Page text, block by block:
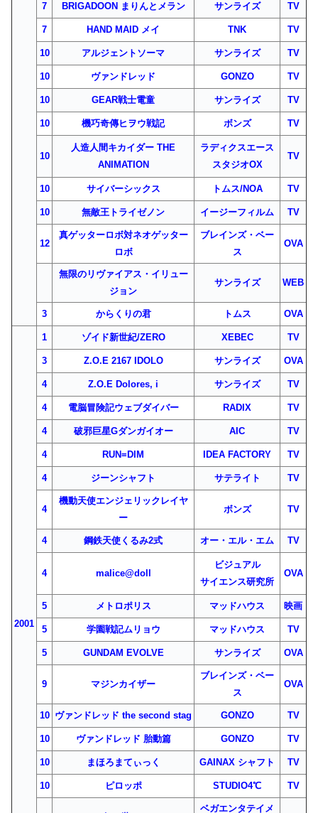
7 BRIGADOON まりんとメラン サンライズ TV
7 HAND MAID メイ TNK TV
10 アルジェントソーマ サンライズ TV
10 ヴァンドレッド GONZO TV
10 GEAR戦士電童 サンライズ TV
10 機巧奇傳ヒヲウ戦記 ボンズ TV
10
人造人間キカイダー THE
ANIMATION
ラディクスエース
スタジオOX
TV
10 サイバーシックス トムス/NOA TV
10 無敵王トライゼノン イージーフィルム TV
12
真ゲッターロボ対ネオゲッター
ロボ
ブレインズ・ベー
ス
OVA
無限のリヴァイアス・イリュー
ジョン
サンライズ WEB
3 からくりの君 トムス OVA
2001
1 ゾイド新世紀/ZERO XEBEC TV
3 Z.O.E 2167 IDOLO サンライズ OVA
4 Z.O.E Dolores, i サンライズ TV
4 電脳冒険記ウェブダイバー RADIX TV
4 破邪巨星Gダンガイオー AIC TV
4 RUN=DIM IDEA FACTORY TV
4 ジーンシャフト サテライト TV
4
機動天使エンジェリックレイヤ
ー
ボンズ TV
4 鋼鉄天使くるみ2式 オー・エル・エム TV
4 malice@doll
ビジュアル
サイエンス研究所
OVA
5 メトロポリス マッドハウス 映画
5 学園戦記ムリョウ マッドハウス TV
5 GUNDAM EVOLVE サンライズ OVA
9 マジンカイザー
ブレインズ・ベー
ス
OVA
10 ヴァンドレッド the second stag GONZO TV
10 ヴァンドレッド 胎動篇 GONZO TV
10 まほろまてぃっく GAINAX シャフト TV
10 ピロッポ STUDIO4℃ TV
ベガエンタテイメ